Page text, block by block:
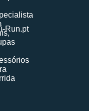
i-Run.pt